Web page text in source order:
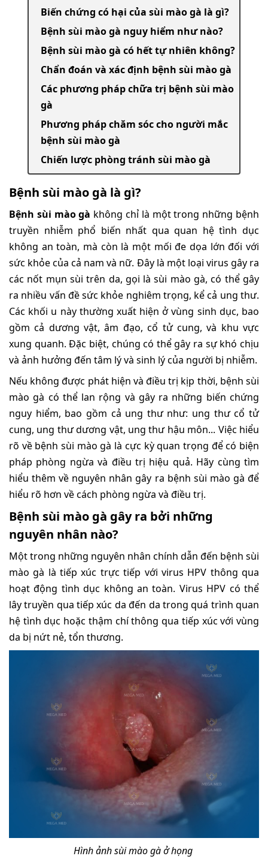
Biến chứng có hại của sùi mào gà là gì?
Bệnh sùi mào gà nguy hiểm như nào?
Bệnh sùi mào gà có hết tự nhiên không?
Chẩn đoán và xác định bệnh sùi mào gà
Các phương pháp chữa trị bệnh sùi mào
gà
Phương pháp chăm sóc cho người mắc
bệnh sùi mào gà
Chiến lược phòng tránh sùi mào gà
Bệnh sùi mào gà là gì?
Bệnh sùi mào gà không chỉ là một trong những bệnh
truyền nhiễm phổ biến nhất qua quan hệ tình dục
không an toàn, mà còn là một mối đe dọa lớn đối với
sức khỏe của cả nam và nữ. Đây là một loại virus gây ra
các nốt mụn sùi trên da, gọi là sùi mào gà, có thể gây
ra nhiều vấn đề sức khỏe nghiêm trọng, kể cả ung thư.
Các khối u này thường xuất hiện ở vùng sinh dục, bao
gồm cả dương vật, âm đạo, cổ tử cung, và khu vực
xung quanh. Đặc biệt, chúng có thể gây ra sự khó chịu
và ảnh hưởng đến tâm lý và sinh lý của người bị nhiễm.
Nếu không được phát hiện và điều trị kịp thời, bệnh sùi
mào gà có thể lan rộng và gây ra những biến chứng
nguy hiểm, bao gồm cả ung thư như: ung thư cổ tử
cung, ung thư dương vật, ung thư hậu môn... Việc hiểu
rõ về bệnh sùi mào gà là cực kỳ quan trọng để có biện
pháp phòng ngừa và điều trị hiệu quả. Hãy cùng tìm
hiểu thêm về nguyên nhân gây ra bệnh sùi mào gà để
hiểu rõ hơn về cách phòng ngừa và điều trị.
Bệnh sùi mào gà gây ra bởi những
nguyên nhân nào?
Một trong những nguyên nhân chính dẫn đến bệnh sùi
mào gà là tiếp xúc trực tiếp với virus HPV thông qua
hoạt động tình dục không an toàn. Virus HPV có thể
lây truyền qua tiếp xúc da đến da trong quá trình quan
hệ tình dục hoặc thậm chí thông qua tiếp xúc với vùng
da bị nứt nẻ, tổn thương.
Hình ảnh sùi mào gà ở họng